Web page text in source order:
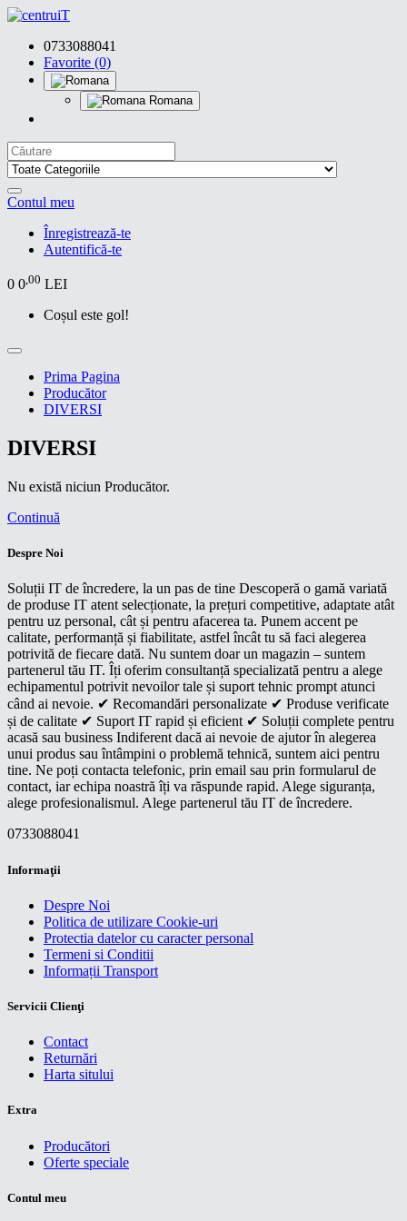
0733088041
Favorite (0)
Romana
Contul meu
Înregistrează-te
Autentifică-te
0 0,00 LEI
Coșul este gol!
Prima Pagina
Producător
DIVERSI
DIVERSI
Nu există niciun Producător.
Continuă
Despre Noi
Soluții IT de încredere, la un pas de tine Descoperă o gamă variată
de produse IT atent selecționate, la prețuri competitive, adaptate atât
pentru uz personal, cât și pentru afacerea ta. Punem accent pe
calitate, performanță și fiabilitate, astfel încât tu să faci alegerea
potrivită de fiecare dată. Nu suntem doar un magazin – suntem
partenerul tău IT. Îți oferim consultanță specializată pentru a alege
echipamentul potrivit nevoilor tale și suport tehnic prompt atunci
când ai nevoie. ✔ Recomandări personalizate ✔ Produse verificate
și de calitate ✔ Suport IT rapid și eficient ✔ Soluții complete pentru
acasă sau business Indiferent dacă ai nevoie de ajutor în alegerea
unui produs sau întâmpini o problemă tehnică, suntem aici pentru
tine. Ne poți contacta telefonic, prin email sau prin formularul de
contact, iar echipa noastră îți va răspunde rapid. Alege siguranța,
alege profesionalismul. Alege partenerul tău IT de încredere.
0733088041
Informaţii
Despre Noi
Politica de utilizare Cookie-uri
Protectia datelor cu caracter personal
Termeni si Conditii
Informații Transport
Servicii Clienţi
Contact
Returnări
Harta sitului
Extra
Producători
Oferte speciale
Contul meu